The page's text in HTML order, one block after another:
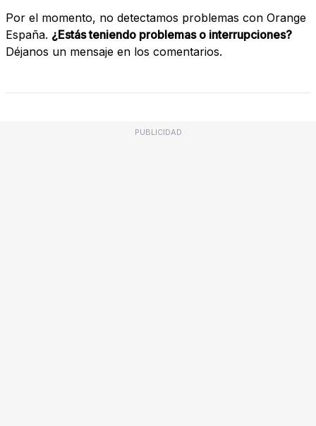
Por el momento, no detectamos problemas con Orange
España. ¿Estás teniendo problemas o interrupciones?
Déjanos un mensaje en los comentarios.
PUBLICIDAD